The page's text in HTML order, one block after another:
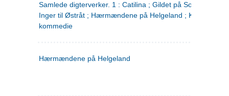
Samlede digterverker. 1 : Catilina ; Gildet på Solhaug ; Fru
Inger til Østråt ; Hærmændene på Helgeland ;
kommedie
Hærmændene på Helgeland